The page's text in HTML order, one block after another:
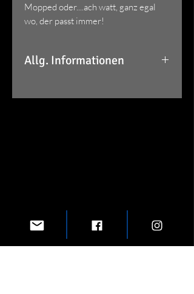
Mopped oder....ach watt, ganz egal
wo, der passt immer!
Allg. Informationen
90 µm Haftfolie weiß (ohne